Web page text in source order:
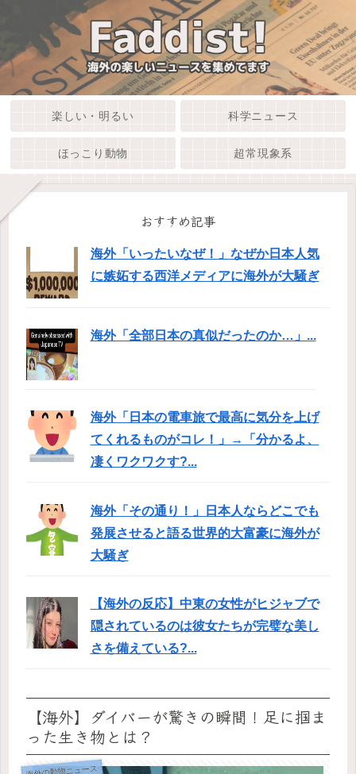
楽しい・明るい 科学ニュース
ほっこり動物 超常現象系
おすすめ記事
海外「いったいなぜ！」なぜか日本人気
に嫉妬する西洋メディアに海外が大騒ぎ
海外「全部日本の真似だったのか…」...
海外「日本の電車旅で最高に気分を上げ
てくれるものがコレ！」→「分かるよ、
凄くワクワクす?...
海外「その通り！」日本人ならどこでも
発展させると語る世界的大富豪に海外が
大騒ぎ
【海外の反応】中東の女性がヒジャブで
隠されているのは彼女たちが完璧な美し
さを備えている?...
【海外】ダイバーが驚きの瞬間！足に掴ま
った生き物とは？